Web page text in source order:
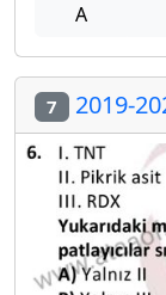
A
7 2019-